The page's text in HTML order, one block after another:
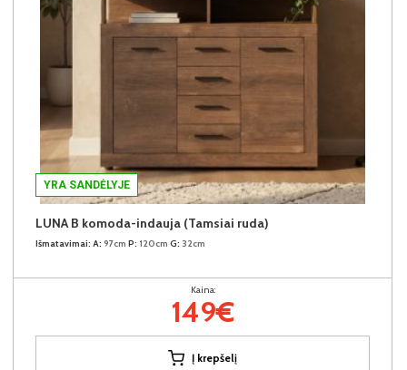
YRA SANDĖLYJE
LUNA B komoda-indauja (Tamsiai ruda)
Išmatavimai: A: 97cm P: 120cm G: 32cm
Kaina:
149€
Į krepšelį